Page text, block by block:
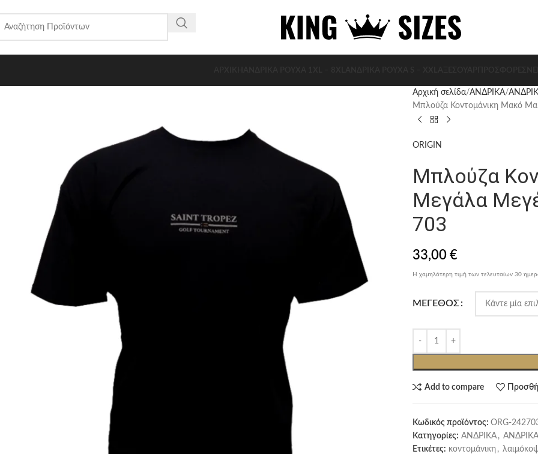
Αρχική σελίδα ΑΝΔΡΙΚΑ
Μπλούζα Κοντομάνικη Μακό
ORIGIN
Μπλούζα
Μεγάλα
703
33,00 €
Η χαμηλότερη τιμή των τελευταίων 30
ΜΈΓΕΘΟΣ
Add to compare
Κωδικός προϊόντος: ORG-
Κατηγορίες: ΑΝΔΡΙΚΑ ,
Ετικέτες: κοντομάνικη ,